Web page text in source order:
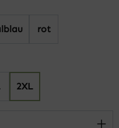
rot
2XL
gewünschten